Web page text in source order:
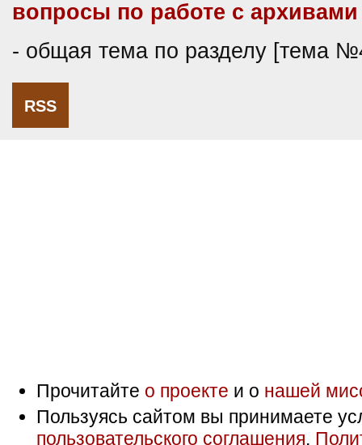
вопросы по работе с архивами
- общая тема по разделу [тема
RSS
Прочитайте о проекте и о нашей
Пользуясь сайтом вы принимаете
пользовательского соглашения,